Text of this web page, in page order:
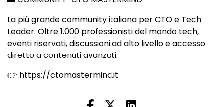
La più grande community italiana per CTO e Tech
Leader. Oltre 1.000 professionisti del mondo tech,
eventi riservati, discussioni ad alto livello e accesso
diretto a contenuti avanzati.
👉 https://ctomastermind.it